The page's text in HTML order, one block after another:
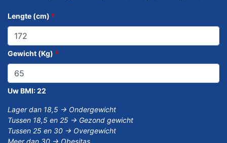
Lengte (cm) *
Gewicht (Kg) *
Uw BMI:22
Lager dan 18,5 -> Ondergewicht
Tussen 18,5 en 25 -> Gezond gewicht
Tussen 25 en 30 -> Overgewicht